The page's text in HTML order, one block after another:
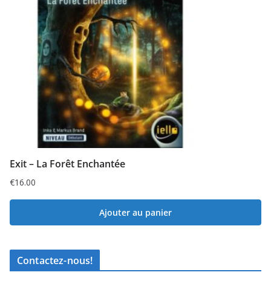
Exit – La Forêt Enchantée
€16.00
Ajouter au panier
Contactez-nous!